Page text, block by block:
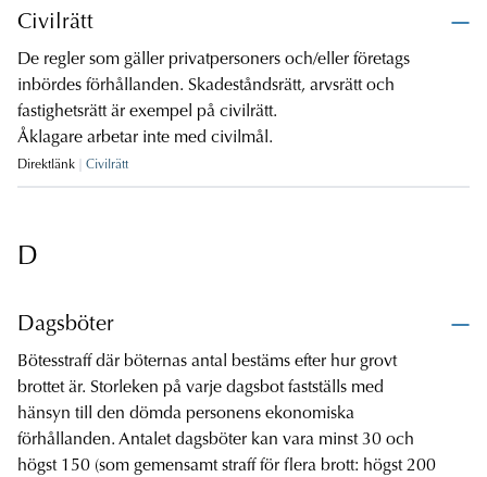
Civilrätt
De regler som gäller privatpersoners och/eller företags
inbördes förhållanden. Skadeståndsrätt, arvsrätt och
fastighetsrätt är exempel på civilrätt.
Åklagare arbetar inte med civilmål.
Direktlänk Civilrätt
D
Dagsböter
Bötesstraff där böternas antal bestäms efter hur grovt
brottet är. Storleken på varje dagsbot fastställs med
hänsyn till den dömda personens ekonomiska
förhållanden. Antalet dagsböter kan vara minst 30 och
högst 150 (som gemensamt straff för flera brott: högst 200